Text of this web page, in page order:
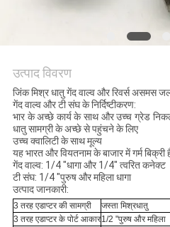
उत्पाद विवरण
जिंक मिश्र धातु गेंद वाल्व और रिवर्स असमस
गेंद वाल्व और टी संघ के निर्दिष्टीकरण:
भार के अच्छे कार्य के साथ और उच्च ग्रेड
धातु सामग्री के अच्छे से पहुंचने के लिए
उच्च क्वालिटी के साथ मूल्य
यह भारत और वियतनाम के बाजार में गर्म बिक्री
गेंद वाल्व: 1/4 "धागा और 1/4" त्वरित कनेक्ट
टी संघ: 1/4 "पुरुष और महिला धागा
उत्पाद जानकारी:
3 तरह एडाप्टर की सामग्री
जस्ता मिश्रधातु
3 तरह एडाप्टर के पोर्ट आकार1/2 "पुरुष और महिला